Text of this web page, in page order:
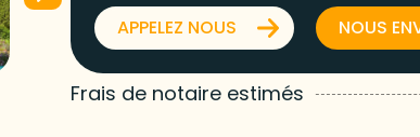
APPELEZ NOUS NOUS
Frais de notaire estimés